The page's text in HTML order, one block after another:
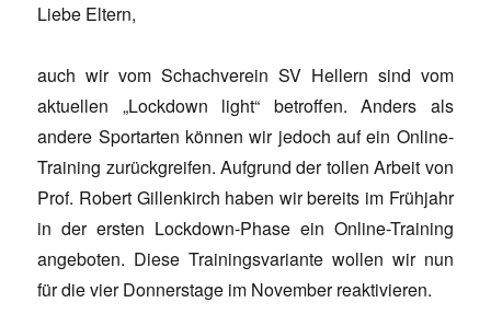
Liebe Eltern,
auch wir vom Schachverein SV Hellern sind vom
aktuellen „Lockdown light“ betroffen. Anders als
andere Sportarten können wir jedoch auf ein Online-
Training zurückgreifen. Aufgrund der tollen Arbeit von
Prof. Robert Gillenkirch haben wir bereits im Frühjahr
in der ersten Lockdown-Phase ein Online-Training
angeboten. Diese Trainingsvariante wollen wir nun
für die vier Donnerstage im November reaktivieren.